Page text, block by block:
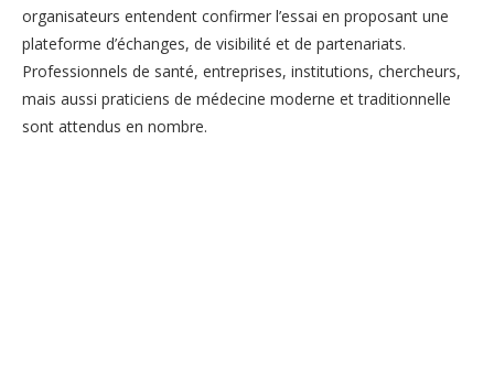
organisateurs entendent confirmer l’essai en proposant une
plateforme d’échanges, de visibilité et de partenariats.
Professionnels de santé, entreprises, institutions, chercheurs,
mais aussi praticiens de médecine moderne et traditionnelle
sont attendus en nombre.